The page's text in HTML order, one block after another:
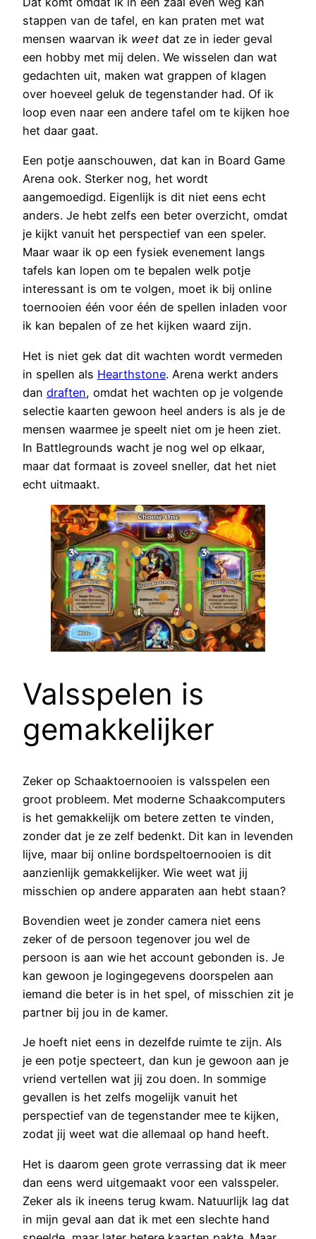
stappen van de tafel, en kan praten met wat
mensen waarvan ik weet dat ze in ieder geval
een hobby met mij delen. We wisselen dan wat
gedachten uit, maken wat grappen of klagen
over hoeveel geluk de tegenstander had. Of ik
loop even naar een andere tafel om te kijken hoe
het daar gaat.
Een potje aanschouwen, dat kan in Board Game
Arena ook. Sterker nog, het wordt
aangemoedigd. Eigenlijk is dit niet eens echt
anders. Je hebt zelfs een beter overzicht, omdat
je kijkt vanuit het perspectief van een speler.
Maar waar ik op een fysiek evenement langs
tafels kan lopen om te bepalen welk potje
interessant is om te volgen, moet ik bij online
toernooien één voor één de spellen inladen voor
ik kan bepalen of ze het kijken waard zijn.
Het is niet gek dat dit wachten wordt vermeden
in spellen als Hearthstone. Arena werkt anders
dan draften, omdat het wachten op je volgende
selectie kaarten gewoon heel anders is als je de
mensen waarmee je speelt niet om je heen ziet.
In Battlegrounds wacht je nog wel op elkaar,
maar dat formaat is zoveel sneller, dat het niet
echt uitmaakt.
Valsspelen is
gemakkelijker
Zeker op Schaaktoernooien is valsspelen een
groot probleem. Met moderne Schaakcomputers
is het gemakkelijk om betere zetten te vinden,
zonder dat je ze zelf bedenkt. Dit kan in levenden
lijve, maar bij online bordspeltoernooien is dit
aanzienlijk gemakkelijker. Wie weet wat jij
misschien op andere apparaten aan hebt staan?
Bovendien weet je zonder camera niet eens
zeker of de persoon tegenover jou wel de
persoon is aan wie het account gebonden is. Je
kan gewoon je logingegevens doorspelen aan
iemand die beter is in het spel, of misschien zit je
partner bij jou in de kamer.
Je hoeft niet eens in dezelfde ruimte te zijn. Als
je een potje specteert, dan kun je gewoon aan je
vriend vertellen wat jij zou doen. In sommige
gevallen is het zelfs mogelijk vanuit het
perspectief van de tegenstander mee te kijken,
zodat jij weet wat die allemaal op hand heeft.
Het is daarom geen grote verrassing dat ik meer
dan eens werd uitgemaakt voor een valsspeler.
Zeker als ik ineens terug kwam. Natuurlijk lag dat
in mijn geval aan dat ik met een slechte hand